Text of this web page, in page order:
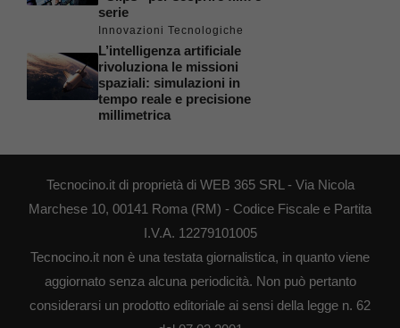
serie
Innovazioni Tecnologiche
L’intelligenza artificiale
rivoluziona le missioni
spaziali: simulazioni in
tempo reale e precisione
millimetrica
Tecnocino.it di proprietà di WEB 365 SRL - Via Nicola
Marchese 10, 00141 Roma (RM) - Codice Fiscale e Partita
I.V.A. 12279101005
Tecnocino.it non è una testata giornalistica, in quanto viene
aggiornato senza alcuna periodicità. Non può pertanto
considerarsi un prodotto editoriale ai sensi della legge n. 62